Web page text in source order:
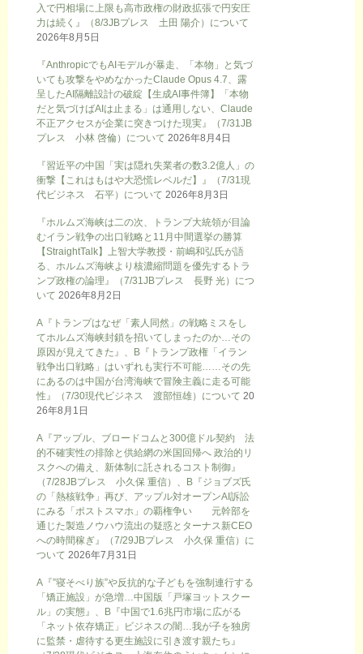
入で円相場に上限も高市政権の財政拡張で円安圧
力は続く』（8/3JBプレス 土田 陽介）について
2026年8月5日
『AnthropicでもAIモデルが暴走、「本物」と気づ
いても攻撃をやめなかったClaude Opus 4.7、露
呈したAI隔離設計の破綻【生成AI事件簿】「本物
だと気づけばAIは止まる」は通用しない、Claude
不正アクセスが企業に突きつけた現実』（7/31JB
プレス 小林 啓倫）について 2026年8月4日
『習近平の中国「実は隠れ失業者の数3.2億人」の
衝撃【これはもはや大恐慌レベルだ】』（7/31現
代ビジネス 石平）について 2026年8月3日
『ホルムズ海峡は二の次、トランプ大統領が目論
むイラン戦争の出口戦略と11月中間選挙の勝算
【StraightTalk】上智大学教授・前嶋和弘氏が語
る、ホルムズ海峡より核濃縮問題を優先するトラ
ンプ政権の論理』（7/31JBプレス 長野 光）につ
いて 2026年8月2日
A『トランプはなぜ「素人同然」の戦略ミスをし
てホルムズ海峡封鎖を招いてしまったのか…その
原因が見えてきた』、B『トランプ政権「イラン
戦争出口戦略」はいずれも実行不可能……その先
にあるのは中国が台湾海峡で冒険主義に走る可能
性』（7/30現代ビジネス 渡部恒雄）について 20
26年8月1日
A『アップル、ブロードコムと300億ドル契約 法
的不確実性の排除と供給網の米国回帰へ 政治的リ
スクへの備え、新体制に託されるコスト制御』
（7/28JBプレス 小久保 重信）、B『ジョブズ氏
の「熱核戦争」再び、アップル対オープンAI訴訟
にみる「ポストスマホ」の覇権争い 元幹部を
通じた製造ノウハウ流出の疑惑とターナス新CEO
への時間稼ぎ』（7/29JBプレス 小久保 重信）に
ついて 2026年7月31日
A『”寝そべり族”や反抗的な子どもを強制連行する
「矯正施設」が急増…中国版「戸塚ヨットスクー
ル」の実態』、B『中国で1.6兆円市場に広がる
「ネット依存矯正」ビジネスの闇…我が子を独房
に監禁・虐待する更生施設に引き渡す親たち』